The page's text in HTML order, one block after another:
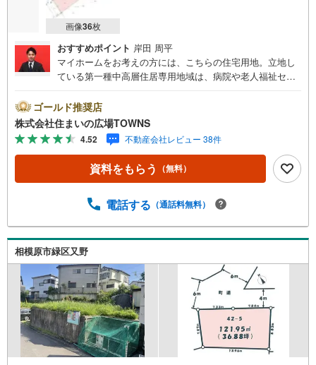
画像36枚
おすすめポイント 岸田 周平
マイホームをお考えの方には、こちらの住宅用地。立地し
ている第一種中高層住居専用地域は、病院や老人福祉セン
の土地は前面道路6m以上です。土地の購入をご検討の方に
お勧めの売地となっています。土地面積は166平米（実測）
でイチオシ。自宅から夜景が楽しめる夏には花火が見える
など、その場いながら感動を得ることができる場所、それ
が傾斜地の醍醐味です。【年中無休/9:00～21:00】人気物
件は特にお問い合わせが集中するため、お早めにお電話下
ご見学がスムーズです。■その他、各種ご相談も承っており
ョン■住まいの広場TOWNSからお客様へ経験豊富なスタッ
フが親身になってお客様に合った物件をご紹介させて頂き
ます！ /他社様掲載物件も併せてご紹介可能ですのでお気軽
にお問い合わせ下さい♪駐車場もございますので、お車で
のお越しも大歓迎です！
ゴールド推奨店
株式会社住まいの広場TOWNS
4.52 不動産会社レビュー 38件
資料をもらう （無料）
電話する （通話料無料）
相模原市緑区又野